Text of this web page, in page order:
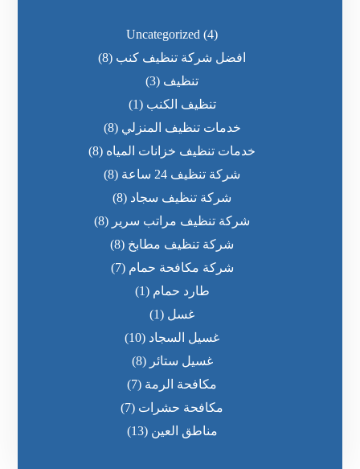
Uncategorized (4)
افضل شركة تنظيف كنب (8)
تنظيف (3)
تنظيف الكنب (1)
خدمات تنظيف المنزلي (8)
خدمات تنظيف خزانات المياه (8)
شركة تنظيف 24 ساعة
(8)
شركة تنظيف سجاد (8)
شركة تنظيف مراتب سرير (8)
شركة تنظيف مطابخ (8)
شركة مكافحة حمام (7)
طارد حمام (1)
غسل (1)
غسيل السجاد (10)
غسيل ستائر (8)
مكافحة الرمة (7)
مكافحة حشرات (7)
مناطق العين (13)